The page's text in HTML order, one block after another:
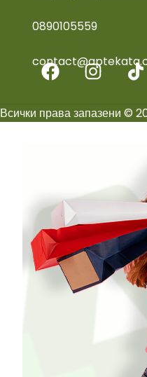
0890105559
Всички права запазени ©